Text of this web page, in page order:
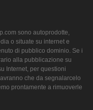
sono autoprodotte,
o situate su internet e
di pubblico dominio. Se i
alla pubblicazione su
Internet, per questioni
che da segnalarcelo
prontamente a rimuoverle